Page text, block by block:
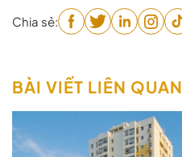
Chia sẻ:
BÀI VIẾT LIÊN QUAN